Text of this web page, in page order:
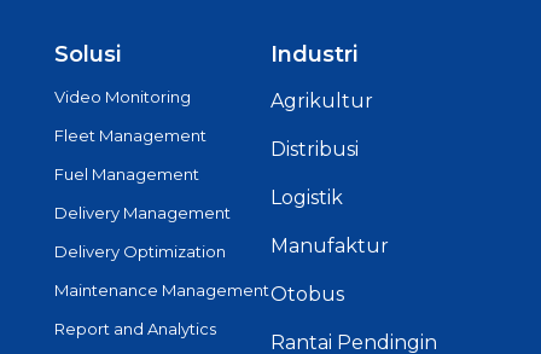
Solusi
Video Monitoring
Fleet Management
Fuel Management
Delivery Management
Delivery Optimization
Maintenance Management
Report and Analytics
Industri
Agrikultur
Distribusi
Logistik
Manufaktur
Otobus
Rantai Pendingin